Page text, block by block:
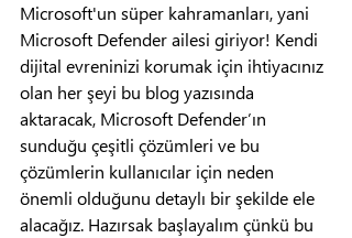
Microsoft'un süper kahramanları, yani
Microsoft Defender ailesi giriyor! Kendi
dijital evreninizi korumak için ihtiyacınız
olan her şeyi bu blog yazısında
aktaracak, Microsoft Defender’ın
sunduğu çeşitli çözümleri ve bu
çözümlerin kullanıcılar için neden
önemli olduğunu detaylı bir şekilde ele
alacağız. Hazırsak başlayalım çünkü bu